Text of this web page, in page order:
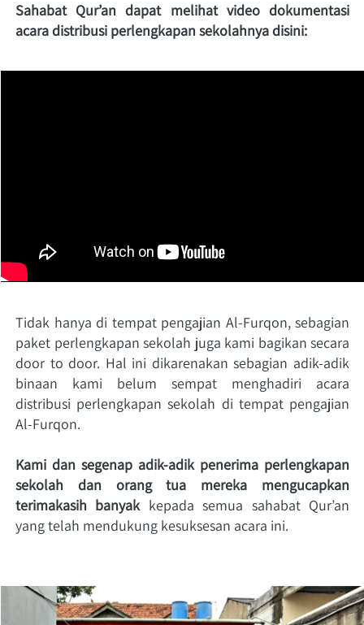
Sahabat Qur’an dapat melihat video dokumentasi
acara distribusi perlengkapan sekolahnya disini:
Tidak hanya di tempat pengajian Al-Furqon, sebagian
paket perlengkapan sekolah juga kami bagikan secara
door to door. Hal ini dikarenakan sebagian adik-adik
binaan kami belum sempat menghadiri acara
distribusi perlengkapan sekolah di tempat pengajian
Al-Furqon.
Kami dan segenap adik-adik penerima perlengkapan
sekolah dan orang tua mereka mengucapkan
terimakasih banyak kepada semua sahabat Qur’an
yang telah mendukung kesuksesan acara ini.